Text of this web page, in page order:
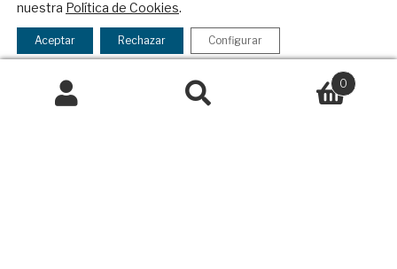
Exterior. Todos los derechos reservados
Legal
Política de Privacidad y de Cookies
Buscar
0
nuestra Política de Cookies.
Aceptar Rechazar Configurar
Checkbox
acepto
la
política
de
política de privacidad